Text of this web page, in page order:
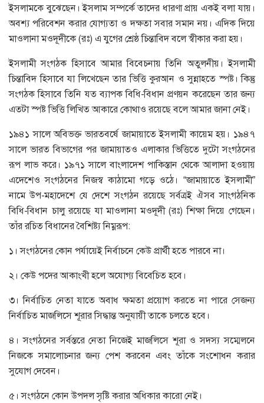
ইসলামকে বুঝেছেন। ইসলাম সম্পর্কে তাদের ধারণা প্রায় একই বলা যায়।
অবশ্য পরিবেশন করার যোগ্যতা ও দক্ষতা সবার সমান নয়। এদিক দিয়ে
মাওলানা মওদূদীকে (রঃ) এ যুগের শ্রেষ্ঠ চিন্তাবিদ বলে স্বীকার করা হয়।
ইসলামী সংগঠক হিসাবে আমার বিবেচনায় তিনি অতুলনীয়। ইসলামী
চিন্তাবিদ হিসাবে যা লিখেছেন তার ভিত্তি কুরআন ও সুন্নাহতে স্পষ্ট। কিন্তু
সংগঠক হিসাবে তিনি যত ব্যাপক বিধি-বিধান প্রণয়ন করেছেন তার জন্য
এতটা স্পষ্ট ভিত্তি লিখিত আকারে কোথাও রয়েছে বলে আমার জানা নেই।
১৯৪১ সালে অবিভক্ত ভারতবর্ষে জামায়াতে ইসলামী কায়েম হয়। ১৯৪৭
সালে ভারত বিভাগের পর জামায়াতও এলাকার ভিত্তিতে দুটো সংগঠনের
রূপ লাভ করে। ১৯৭১ সালে বাংলাদেশ পাকিস্তান থেকে আলাদা হওয়ায়
এদেশেও সংগঠনের নিজস্ব কাঠামো গড়ে ওঠে। “জামায়াতে ইসলামী”
নামে উপ-মহাদেশে যে দেশে সংগঠন রয়েছে সর্বত্রই ঐসব সাংগঠনিক
বিধি-বিধান চালু রয়েছে যা মাওলানা মওদূদী (রঃ) শিক্ষা দিয়ে গেছেন।
তাঁর রচিত বিধানের বৈশিষ্ট্য নিম্নরূপ:
১। সংগঠনের কোন পর্যায়েই নির্বাচনে কেউ প্রার্থী হতে পারবে না।
২। কেউ পদের আকাংখী হলে অযোগ্য বিবেচিত হবে।
৩। নির্বাচিত নেতা যাতে অবাধ ক্ষমতা প্রয়োগ করতে না পারে সেজন্য
নির্বাচিত মাজলিসে শূরার সিদ্ধান্ত অনুযায়ী তাকে চলতে হবে।
৪। সংগঠনের সর্বস্তরে নেতা নিজেই মাজলিসে শূরা ও সদস্য সম্মেলনে
নিজকে সমালোচনার জন্য পেশ করবেন এবং তাঁকে সংশোধন করার
সুযোগ দেবেন।
৫। সংগঠনে কোন উপদল সৃষ্টি করার অধিকার কারো নেই।